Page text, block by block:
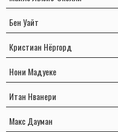
Бен Уайт
Кристиан Нёргорд
Нони Мадуеке
Итан Нванери
Макс Дауман